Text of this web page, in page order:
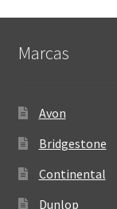
Marcas
Avon
Bridgestone
Continental
Dunlop